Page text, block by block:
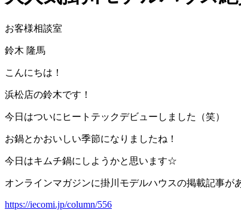
お客様相談室
鈴木 隆馬
こんにちは！
浜松店の鈴木です！
今日はついにヒートテックデビューしました（笑）
お鍋とかおいしい季節になりましたね！
今日はキムチ鍋にしようかと思います☆
オンラインマガジンに掛川モデルハウスの掲載記事が
https://iecomi.jp/column/556